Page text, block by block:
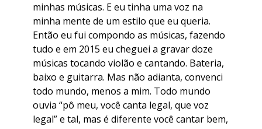
minhas músicas. E eu tinha uma voz na
minha mente de um estilo que eu queria.
Então eu fui compondo as músicas, fazendo
tudo e em 2015 eu cheguei a gravar doze
músicas tocando violão e cantando. Bateria,
baixo e guitarra. Mas não adianta, convenci
todo mundo, menos a mim. Todo mundo
ouvia “pô meu, você canta legal, que voz
legal” e tal, mas é diferente você cantar bem,